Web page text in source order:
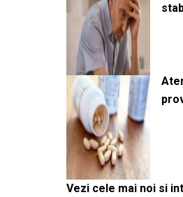
Vezi cele mai noi si